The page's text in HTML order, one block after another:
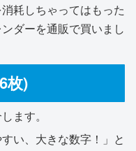
耗しちゃってはもった
ダーを通販で買いまし
枚)
ます。
い、大きな数字！」と